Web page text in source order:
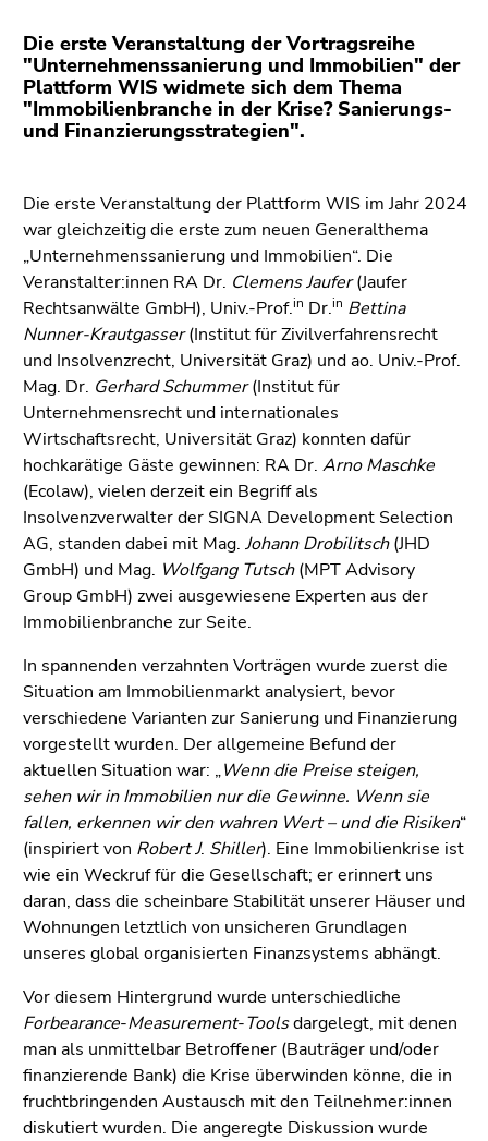
Sie diesen
Link.
Zum
Inhalt
Zur
Positionsanzeige
(Zugriffstaste
2)
Zur
Hauptnavigation
(Zugriffstaste
3)
Zu
den
Zusatzinformationen
(Zugriffstaste
5)
Zu
den
Seiteneinstellungen
(Benutzer/Sprache)
8)
Zur
Suche
(Zugriffstaste
9)
Die erste Veranstaltung der Vortragsreihe
"Unternehmenssanierung und Immobilien" der
Plattform WIS widmete sich dem Thema
"Immobilienbranche in der Krise? Sanierungs-
und Finanzierungsstrategien".
Die erste Veranstaltung der Plattform WIS im Jahr 2024
war gleichzeitig die erste zum neuen Generalthema
„Unternehmenssanierung und Immobilien“. Die
Veranstalter:innen RA Dr. Clemens Jaufer(Jaufer
Rechtsanwälte GmbH), Univ.-Prof.in Dr.in Bettina
Nunner-Krautgasser(Institut für Zivilverfahrensrecht
und Insolvenzrecht, Universität Graz) und ao. Univ.-Prof.
Mag. Dr. Gerhard Schummer(Institut für
Unternehmensrecht und internationales
Wirtschaftsrecht, Universität Graz) konnten dafür
hochkarätige Gäste gewinnen: RA Dr. Arno Maschke
(Ecolaw), vielen derzeit ein Begriff als
Insolvenzverwalter der SIGNA Development Selection
AG, standen dabei mit Mag. Johann Drobilitsch(JHD
GmbH) und Mag. Wolfgang Tutsch(MPT Advisory
Group GmbH) zwei ausgewiesene Experten aus der
Immobilienbranche zur Seite.
In spannenden verzahnten Vorträgen wurde zuerst die
Situation am Immobilienmarkt analysiert, bevor
verschiedene Varianten zur Sanierung und Finanzierung
vorgestellt wurden. Der allgemeine Befund der
aktuellen Situation war: „Wenn die Preise steigen,
sehen wir in Immobilien nur die Gewinne. Wenn sie
fallen, erkennen wir den wahren Wert – und die Risiken“
(inspiriert von RobertJ. Shiller). Eine Immobilienkrise ist
wie ein Weckruf für die Gesellschaft; er erinnert uns
daran, dass die scheinbare Stabilität unserer Häuser und
Wohnungen letztlich von unsicheren Grundlagen
unseres global organisierten Finanzsystems abhängt.
Vor diesem Hintergrund wurde unterschiedliche
Forbearance-Measurement-Toolsdargelegt, mit denen
man als unmittelbar Betroffener (Bauträger und/oder
finanzierende Bank) die Krise überwinden könne, die in
fruchtbringenden Austausch mit den Teilnehmer:innen
diskutiert wurden. Die angeregte Diskussion wurde